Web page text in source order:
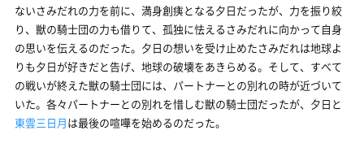
ないさみだれの力を前に、満身創痍となる夕日だったが、力を振り絞
り、獣の騎士団の力も借りて、孤独に怯えるさみだれに向かって自身
の思いを伝えるのだった。夕日の想いを受け止めたさみだれは地球よ
りも夕日が好きだと告げ、地球の破壊をあきらめる。そして、すべて
の戦いが終えた獣の騎士団には、パートナーとの別れの時が近づいて
いた。各々パートナーとの別れを惜しむ獣の騎士団だったが、夕日と
東雲三日月は最後の喧嘩を始めるのだった。